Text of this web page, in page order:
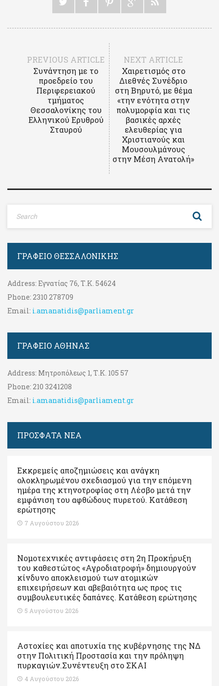
PREVIOUS ARTICLE
Συνάντηση με το
προεδρείο του
Περιφερειακού
τμήματος
Θεσσαλονίκης του
Ελληνικού Ερυθρού
Σταυρού
NEXT ARTICLE
Χαιρετισμός στο
Διεθνές Συνέδριο
στη Βηρυτό, με θέμα
«την ενότητα στην
πολυμορφία και τις
βασικές αρχές
ελευθερίας για
Χριστιανούς και
Μουσουλμάνους
στην Μέση Ανατολή»
ΓΡΑΦΕΊΟ ΘΕΣΣΑΛΟΝΊΚΗΣ
Address: Εγνατίας 76, Τ.Κ. 54624
Phone: 2310 278709
Email: i.amanatidis@parliament.gr
ΓΡΑΦΕΊΟ ΑΘΉΝΑΣ
Address: Μητροπόλεως 1, Τ.Κ. 105 57
Phone: 210 3241208
Email: i.amanatidis@parliament.gr
ΠΡΟΣΦΑΤΑ ΝΕΑ
Εκκρεμείς αποζημιώσεις και ανάγκη
ολοκληρωμένου σχεδιασμού για την επόμενη
ημέρα της κτηνοτροφίας στη Λέσβο μετά την
εμφάνιση του αφθώδους πυρετού. Kατάθεση
ερώτησης
7 Αυγούστου 2026
Νομοτεχνικές αντιφάσεις στη 2η Προκήρυξη
του καθεστώτος «Αγροδιατροφή» δημιουργούν
κίνδυνο αποκλεισμού των ατομικών
επιχειρήσεων και αβεβαιότητα ως προς τις
συμβουλευτικές δαπάνες. Κατάθεση ερώτησης
5 Αυγούστου 2026
Αστοχίες και αποτυχία της κυβέρνησης της ΝΔ
στην Πολιτική Προστασία και την πρόληψη
πυρκαγιών.Συνέντευξη στο ΣΚΑΙ
4 Αυγούστου 2026